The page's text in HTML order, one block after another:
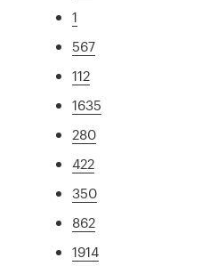
1
567
112
1635
280
422
350
862
1914